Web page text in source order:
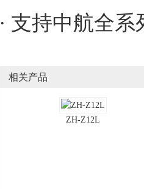
· 支持中航全
相关产品
ZH-Z12L